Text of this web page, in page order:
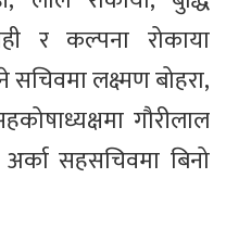
र कल्पना रोकाया
लक्ष्मण बोहरा,
गौरीलाल
सहसचिवमा बिनो